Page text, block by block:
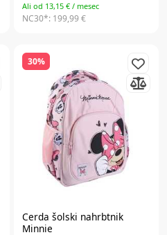
Ali od 13,15 € / mesec
NC30*: 199,99 €
30%
Cerda šolski nahrbtnik
Minnie